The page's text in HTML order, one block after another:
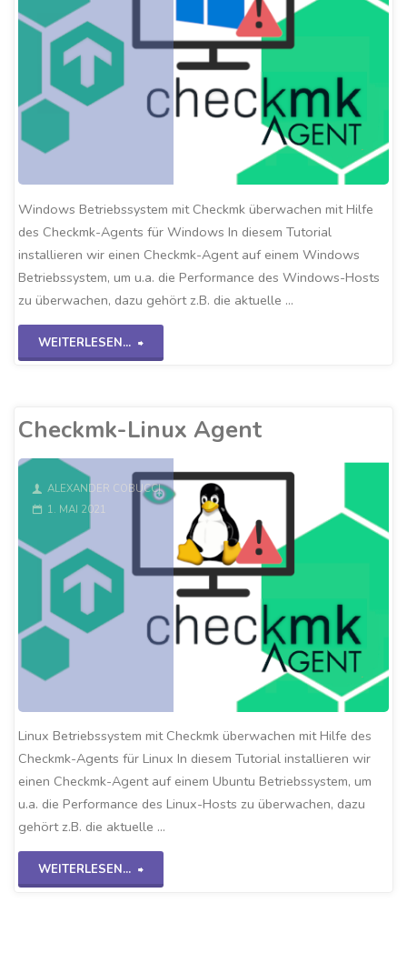
Windows Betriebssystem mit Checkmk überwachen mit Hilfe
des Checkmk-Agents für Windows In diesem Tutorial
installieren wir einen Checkmk-Agent auf einem Windows
Betriebssystem, um u.a. die Performance des Windows-Hosts
zu überwachen, dazu gehört z.B. die aktuelle …
WEITERLESEN...
"Checkmk-
Checkmk-Linux Agent
ALEXANDER COBUCCI
1. MAI 2021
Linux Betriebssystem mit Checkmk überwachen mit Hilfe des
Checkmk-Agents für Linux In diesem Tutorial installieren wir
einen Checkmk-Agent auf einem Ubuntu Betriebssystem, um
u.a. die Performance des Linux-Hosts zu überwachen, dazu
gehört z.B. die aktuelle …
WEITERLESEN...
"Checkmk-